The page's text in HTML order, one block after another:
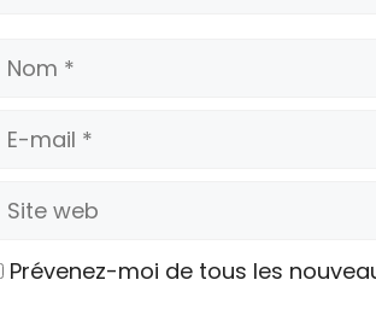
Nom
E-
Site
Prévenez-moi de tous les